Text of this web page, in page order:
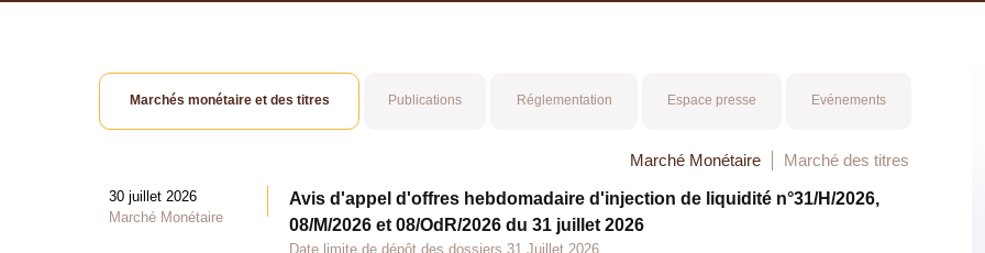
Marchés monétaire et des titres Publications Réglementation Espace presse Evénements
Marché Monétaire Marché des titres
30 juillet 2026
Marché Monétaire
Avis d'appel d'offres hebdomadaire d'injection de liquidité n°31/H/2026,
08/M/2026 et 08/OdR/2026 du 31 juillet 2026
Date limite de dépôt des dossiers 31 Juillet 2026